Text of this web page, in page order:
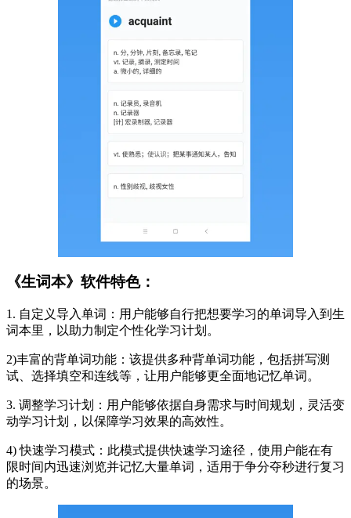
《生词本》软件特色：
1. 自定义导入单词：用户能够自行把想要学习的单词导入到生
词本里，以助力制定个性化学习计划。
2)丰富的背单词功能：该提供多种背单词功能，包括拼写测
试、选择填空和连线等，让用户能够更全面地记忆单词。
3. 调整学习计划：用户能够依据自身需求与时间规划，灵活变
动学习计划，以保障学习效果的高效性。
4) 快速学习模式：此模式提供快速学习途径，使用户能在有
限时间内迅速浏览并记忆大量单词，适用于争分夺秒进行复习
的场景。